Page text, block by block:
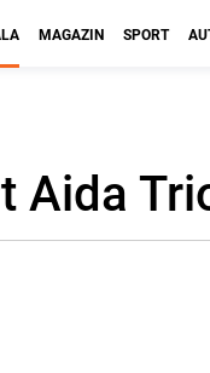
MAGAZIN SPORT
Aida